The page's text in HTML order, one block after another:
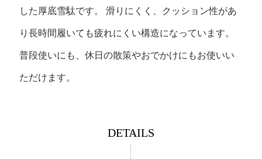
した厚底雪駄です。 滑りにくく、クッション性があ
り長時間履いても疲れにくい構造になっています。
普段使いにも、休日の散策やおでかけにもお使いい
ただけます。
DETAILS